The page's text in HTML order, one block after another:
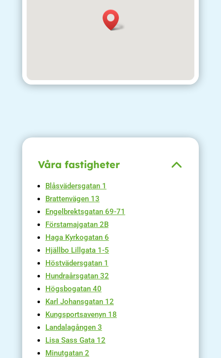
Våra fastigheter
Blåsvädersgatan 1
Brattenvägen 13
Engelbrektsgatan 69-71
Förstamajgatan 2B
Haga Kyrkogatan 6
Hjällbo Lillgata 1-5
Höstvädersgatan 1
Hundraårsgatan 32
Högsbogatan 40
Karl Johansgatan 12
Kungsportsavenyn 18
Landalagången 3
Lisa Sass Gata 12
Minutgatan 2